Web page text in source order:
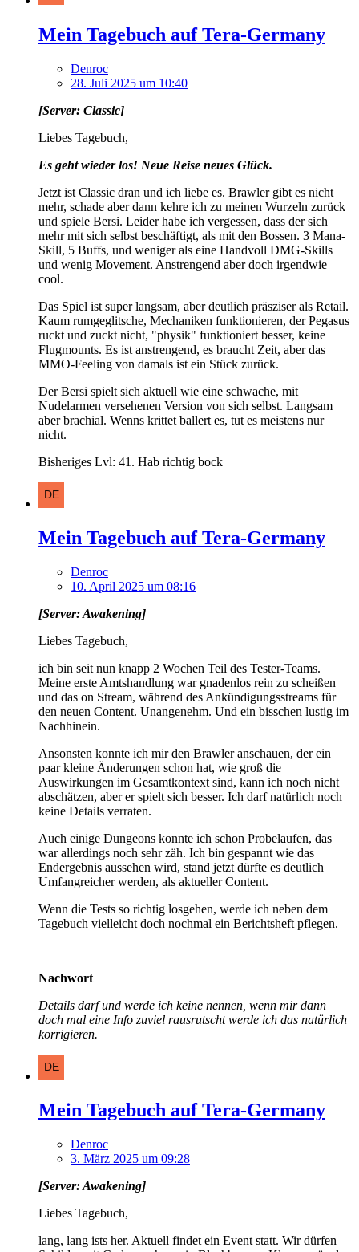
Mein Tagebuch auf Tera-Germany
Denroc
28. Juli 2025 um 10:40
[Server: Classic]
Liebes Tagebuch,
Es geht wieder los! Neue Reise neues Glück.
Jetzt ist Classic dran und ich liebe es. Brawler gibt es nicht
mehr, schade aber dann kehre ich zu meinen Wurzeln zurück
und spiele Bersi. Leider habe ich vergessen, dass der sich
mehr mit sich selbst beschäftigt, als mit den Bossen. 3 Mana-
Skill, 5 Buffs, und weniger als eine Handvoll DMG-Skills
und wenig Movement. Anstrengend aber doch irgendwie
cool.
Das Spiel ist super langsam, aber deutlich präsziser als Retail.
Kaum rumgeglitsche, Mechaniken funktionieren, der Pegasus
ruckt und zuckt nicht, "physik" funktioniert besser, keine
Flugmounts. Es ist anstrengend, es braucht Zeit, aber das
MMO-Feeling von damals ist ein Stück zurück.
Der Bersi spielt sich aktuell wie eine schwache, mit
Nudelarmen versehenen Version von sich selbst. Langsam
aber brachial. Wenns krittet ballert es, tut es meistens nur
nicht.
Bisheriges Lvl: 41. Hab richtig bock
Mein Tagebuch auf Tera-Germany
Denroc
10. April 2025 um 08:16
[Server: Awakening]
Liebes Tagebuch,
ich bin seit nun knapp 2 Wochen Teil des Tester-Teams.
Meine erste Amtshandlung war gnadenlos rein zu scheißen
und das on Stream, während des Ankündigungsstreams für
den neuen Content. Unangenehm. Und ein bisschen lustig im
Nachhinein.
Ansonsten konnte ich mir den Brawler anschauen, der ein
paar kleine Änderungen schon hat, wie groß die
Auswirkungen im Gesamtkontext sind, kann ich noch nicht
abschätzen, aber er spielt sich besser. Ich darf natürlich noch
keine Details verraten.
Auch einige Dungeons konnte ich schon Probelaufen, das
war allerdings noch sehr zäh. Ich bin gespannt wie das
Endergebnis aussehen wird, stand jetzt dürfte es deutlich
Umfangreicher werden, als aktueller Content.
Wenn die Tests so richtig losgehen, werde ich neben dem
Tagebuch vielleicht doch nochmal ein Berichtsheft pflegen.
Nachwort
Details darf und werde ich keine nennen, wenn mir dann
doch mal eine Info zuviel rausrutscht werde ich das natürlich
korrigieren.
Mein Tagebuch auf Tera-Germany
Denroc
3. März 2025 um 09:28
[Server: Awakening]
Liebes Tagebuch,
lang, lang ists her. Aktuell findet ein Event statt. Wir dürfen